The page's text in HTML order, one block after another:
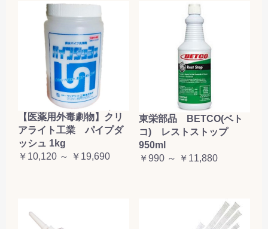
【医薬用外毒劇物】クリ
アライト工業 パイプダ
ッシュ 1kg
￥10,120 ～ ￥19,690
東栄部品 BETCO(ベト
コ) レストストップ
950ml
￥990 ～ ￥11,880